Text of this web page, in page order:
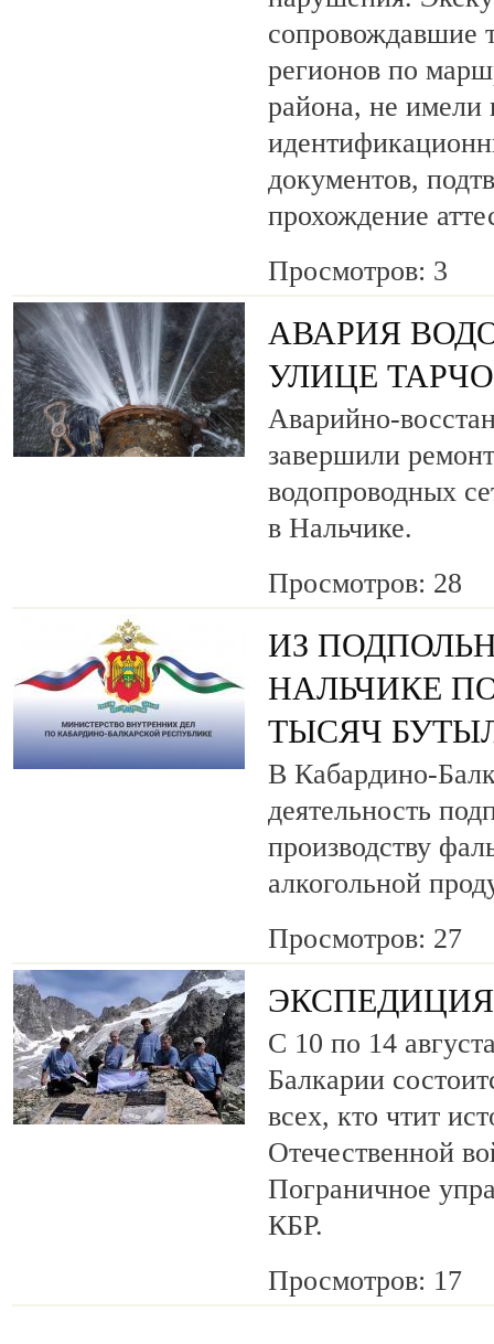
сопровождавшие
регионов по
района, не имели
документов,
прохождение
Просмотров: 3
АВАРИЯ
УЛИЦЕ
Аварийно-
завершили
водопроводных
в Нальчике.
Просмотров: 28
ИЗ
НАЛЬЧИКЕ
ТЫСЯЧ
В Кабардино-
деятельность
производству
алкогольной
Просмотров: 27
С 10 по 14
Балкарии
всех, кто чтит
Отечественной
Пограничное
КБР.
Просмотров: 17